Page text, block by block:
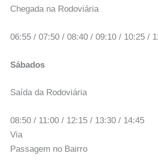
Chegada na Rodoviária
06:55 / 07:50 / 08:40 / 09:10 / 10:25 /
Sábados
Saída da Rodoviária
08:50 / 11:00 / 12:15 / 13:30 / 14:45
Via
Passagem no Bairro